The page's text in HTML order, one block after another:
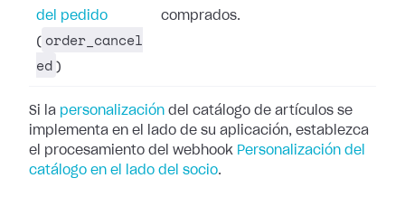
del pedido
( order_cancel
ed )
comprados.
Si la personalización del catálogo de artículos se
implementa en el lado de su aplicación, establezca
el procesamiento del webhook Personalización del
catálogo en el lado del socio.